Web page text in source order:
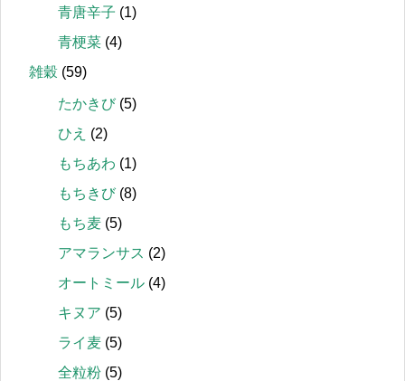
青唐辛子 (1)
青梗菜 (4)
雑穀 (59)
たかきび(5)
ひえ (2)
もちあわ (1)
もちきび(8)
もち麦 (5)
アマランサス (2)
オートミール (4)
キヌア (5)
ライ麦 (5)
全粒粉 (5)